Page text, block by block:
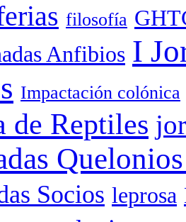
filosofía
Anfibios I
Impactación colónica
de Reptiles
Socios leprosa